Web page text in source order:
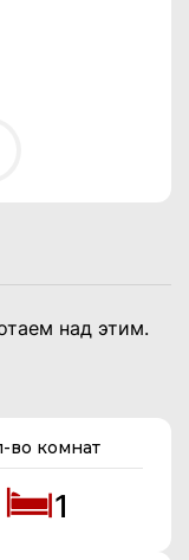
над этим.
во комнат
1